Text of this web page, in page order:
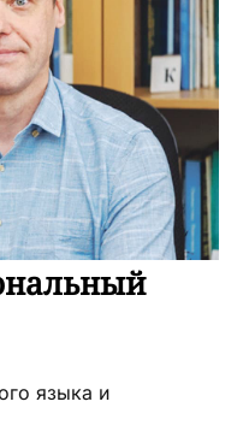
языка и